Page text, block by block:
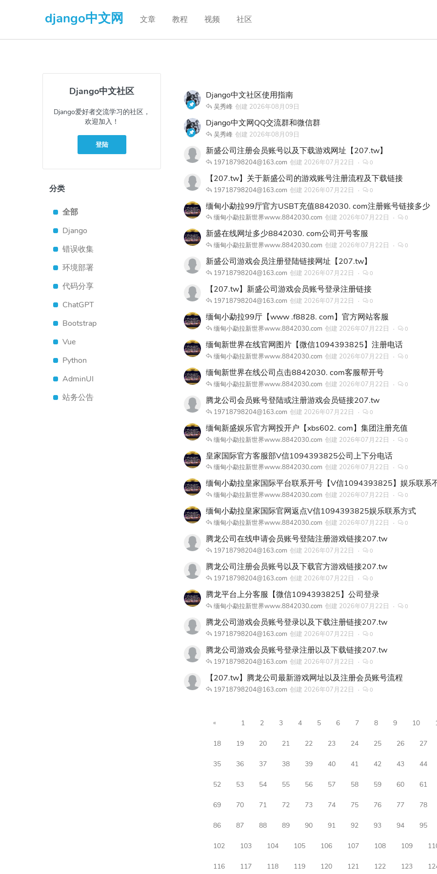
django中文网 文章 教程 视频 社区
Django中文社区
Django爱好者交流学习的社区，
欢迎加入！
登陆
分类
全部
Django
错误收集
环境部署
代码分享
ChatGPT
Bootstrap
Vue
Python
AdminUI
站务公告
Django中文社区使用指南
吴秀峰 创建 2026年08月09日
Django中文网QQ交流群和微信群
吴秀峰 创建 2026年08月09日
新盛公司注册会员账号以及下载游戏网址【207.tw】
19718798204@163.com 创建 2026年07月22日 0
【207.tw】关于新盛公司的游戏账号注册流程及下载链接
19718798204@163.com 创建 2026年07月22日 0
缅甸小勐拉99厅官方USBT充值8842030. com注册账号链接多少
缅甸小勐拉新世界www.8842030.com 创建 2026年07月22日 0
新盛在线网址多少8842030. com公司开号客服
缅甸小勐拉新世界www.8842030.com 创建 2026年07月22日 0
新盛公司游戏会员注册登陆链接网址【207.tw】
19718798204@163.com 创建 2026年07月22日 0
【207.tw】新盛公司游戏会员账号登录注册链接
19718798204@163.com 创建 2026年07月22日 0
缅甸小勐拉99厅【www .f8828. com】官方网站客服
缅甸小勐拉新世界www.8842030.com 创建 2026年07月22日 0
缅甸新世界在线官网图片【微信1094393825】注册电话
缅甸小勐拉新世界www.8842030.com 创建 2026年07月22日 0
缅甸新世界在线公司点击8842030. com客服帮开号
缅甸小勐拉新世界www.8842030.com 创建 2026年07月22日 0
腾龙公司会员账号登陆或注册游戏会员链接207.tw
19718798204@163.com 创建 2026年07月22日 0
缅甸新盛娱乐官方网投开户【xbs602. com】集团注册充值
缅甸小勐拉新世界www.8842030.com 创建 2026年07月22日 0
皇家国际官方客服部V信1094393825公司上下分电话
缅甸小勐拉新世界www.8842030.com 创建 2026年07月22日 0
缅甸小勐拉皇家国际平台联系开号【V信1094393825】娱乐联系
缅甸小勐拉新世界www.8842030.com 创建 2026年07月22日 0
缅甸小勐拉皇家国际官网返点V信1094393825娱乐联系方式
缅甸小勐拉新世界www.8842030.com 创建 2026年07月22日 0
腾龙公司在线申请会员账号登陆注册游戏链接207.tw
19718798204@163.com 创建 2026年07月22日 0
腾龙公司注册会员账号以及下载官方游戏链接207.tw
19718798204@163.com 创建 2026年07月22日 0
腾龙平台上分客服【微信1094393825】公司登录
缅甸小勐拉新世界www.8842030.com 创建 2026年07月22日 0
腾龙公司游戏会员账号登录以及下载注册链接207.tw
19718798204@163.com 创建 2026年07月22日 0
腾龙公司游戏会员账号登录注册以及下载链接207.tw
19718798204@163.com 创建 2026年07月22日 0
【207.tw】腾龙公司最新游戏网址以及注册会员账号流程
19718798204@163.com 创建 2026年07月22日 0
1 2 3 4 5 6 7 8 9 10
18 19 20 21 22 23 24 25 26 27
35 36 37 38 39 40 41 42 43 44
52 53 54 55 56 57 58 59 60 61
69 70 71 72 73 74 75 76 77 78
86 87 88 89 90 91 92 93 94 95
102 103 104 105 106 107 108 109
116 117 118 119 120 121 122 123